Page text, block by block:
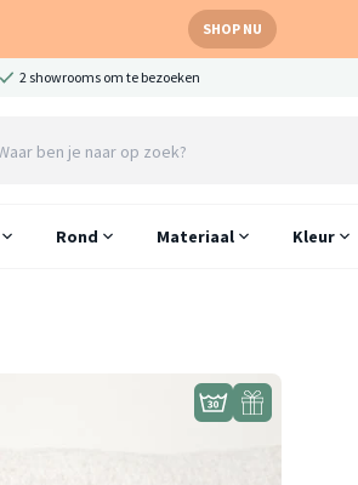
SHOP NU
2 showrooms om te bezoeken
Rond Materiaal Kleur